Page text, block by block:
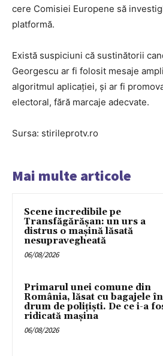
cere Comisiei Europene să
platformă.
Există suspiciuni că sustinătorii
Georgescu ar fi folosit mesaje
algoritmul aplicației, și ar fi
electoral, fără marcaje adecvate.
Sursa: stirileprotv.ro
Mai multe articole
Scene incredibile pe
Transfăgărășan: un urs a
distrus o mașină lăsată
nesupravegheată
06/08/2026
Primarul unei comune din
România, lăsat cu bagajele în
drum de poliţişti. De ce i-a
ridicată maşina
06/08/2026